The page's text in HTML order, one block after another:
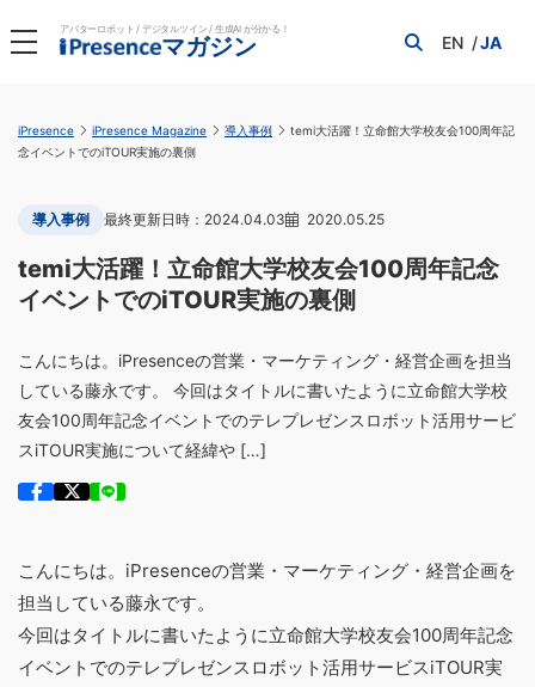
アバターロボット / デジタルツイン / 生成AI が分かる！
マガジン EN JA
iPresence iPresence Magazine 導入事例
temi大活躍！立命館大学校友会100周年記
念イベントでのiTOUR実施の裏側
導入事例 2024.04.03 2020.05.25
temi大活躍！立命館大学校友会100周年記念
イベントでのiTOUR実施の裏側
こんにちは。iPresenceの営業・マーケティング・経営企画を担当
している藤永です。 今回はタイトルに書いたように立命館大学校
友会100周年記念イベントでのテレプレゼンスロボット活用サービ
スiTOUR実施について経緯や […]
こんにちは。iPresenceの営業・マーケティング・経営企画を
担当している藤永です。
今回はタイトルに書いたように立命館大学校友会100周年記念
イベントでのテレプレゼンスロボット活用サービスiTOUR実